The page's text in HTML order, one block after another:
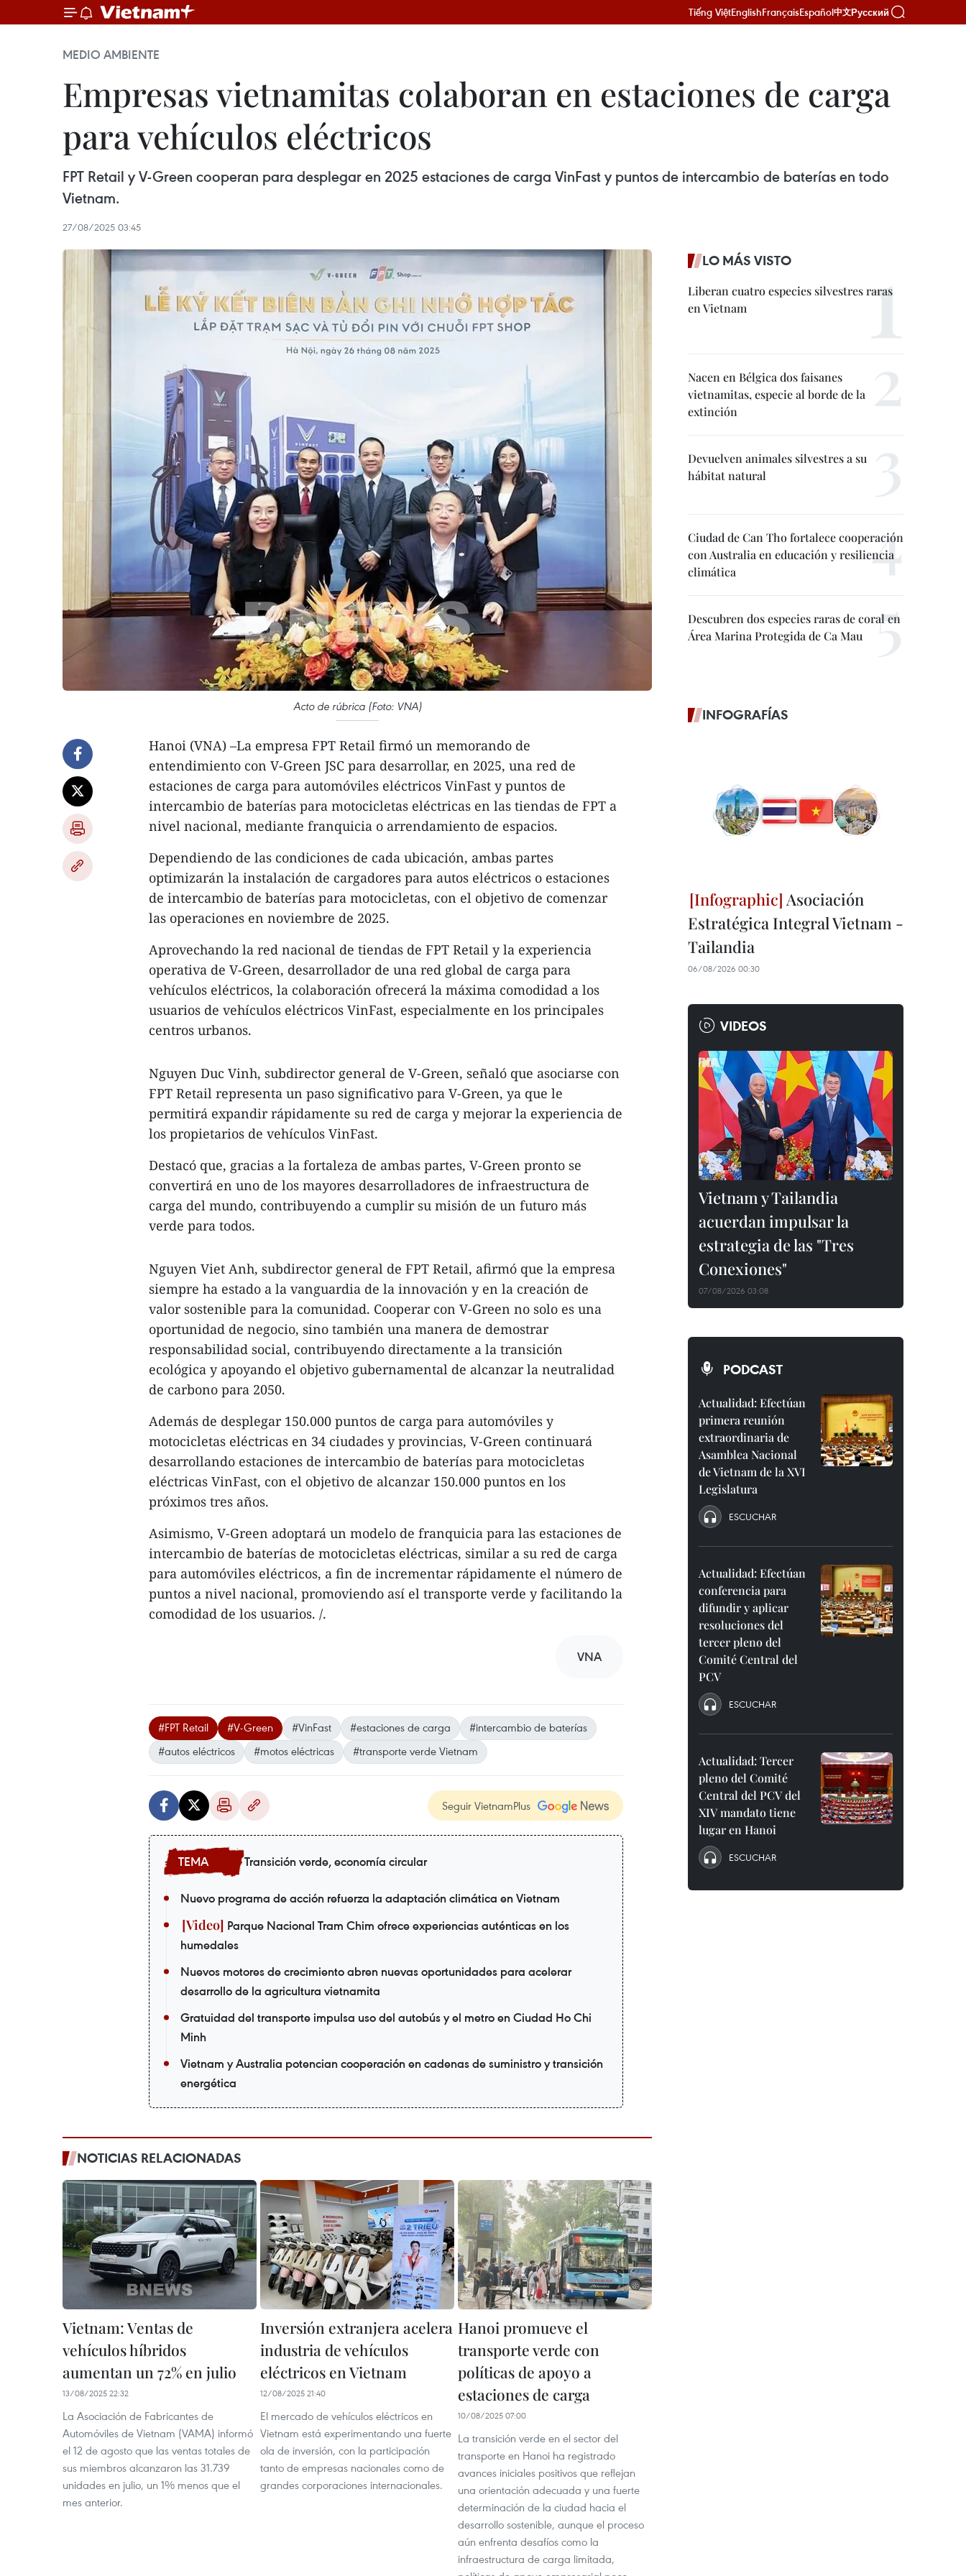
Tiếng ViệtEnglishFrançaisEspañol中文Русский
MEDIO AMBIENTE
Empresas vietnamitas colaboran en estaciones de carga
para vehículos eléctricos
FPT Retail y V-Green cooperan para desplegar en 2025 estaciones de carga VinFast y puntos de intercambio de baterías en todo
Vietnam.
27/08/2025 03:45
Acto de rúbrica (Foto: VNA)
Hanoi (VNA) –La empresa FPT Retail firmó un memorando de
entendimiento con V-Green JSC para desarrollar, en 2025, una red de
estaciones de carga para automóviles eléctricos VinFast y puntos de
intercambio de baterías para motocicletas eléctricas en las tiendas de FPT a
nivel nacional, mediante franquicia o arrendamiento de espacios.
Dependiendo de las condiciones de cada ubicación, ambas partes
optimizarán la instalación de cargadores para autos eléctricos o estaciones
de intercambio de baterías para motocicletas, con el objetivo de comenzar
las operaciones en noviembre de 2025.
Aprovechando la red nacional de tiendas de FPT Retail y la experiencia
operativa de V-Green, desarrollador de una red global de carga para
vehículos eléctricos, la colaboración ofrecerá la máxima comodidad a los
usuarios de vehículos eléctricos VinFast, especialmente en los principales
centros urbanos.
Nguyen Duc Vinh, subdirector general de V-Green, señaló que asociarse con
FPT Retail representa un paso significativo para V-Green, ya que le
permitirá expandir rápidamente su red de carga y mejorar la experiencia de
los propietarios de vehículos VinFast.
Destacó que, gracias a la fortaleza de ambas partes, V-Green pronto se
convertirá en uno de los mayores desarrolladores de infraestructura de
carga del mundo, contribuyendo a cumplir su misión de un futuro más
verde para todos.
Nguyen Viet Anh, subdirector general de FPT Retail, afirmó que la empresa
siempre ha estado a la vanguardia de la innovación y en la creación de
valor sostenible para la comunidad. Cooperar con V-Green no solo es una
oportunidad de negocio, sino también una manera de demostrar
responsabilidad social, contribuyendo directamente a la transición
ecológica y apoyando el objetivo gubernamental de alcanzar la neutralidad
de carbono para 2050.
Además de desplegar 150.000 puntos de carga para automóviles y
motocicletas eléctricas en 34 ciudades y provincias, V-Green continuará
desarrollando estaciones de intercambio de baterías para motocicletas
eléctricas VinFast, con el objetivo de alcanzar 150.000 puntos en los
próximos tres años.
Asimismo, V-Green adoptará un modelo de franquicia para las estaciones de
intercambio de baterías de motocicletas eléctricas, similar a su red de carga
para automóviles eléctricos, a fin de incrementar rápidamente el número de
puntos a nivel nacional, promoviendo así el transporte verde y facilitando la
comodidad de los usuarios. /.
VNA
#FPT Retail #V-Green #VinFast #estaciones de carga
#intercambio de baterías
#autos eléctricos
#motos eléctricas #transporte verde Vietnam
Seguir VietnamPlus
Transición verde, economía circular
Nuevo programa de acción refuerza la adaptación climática en Vietnam
Parque Nacional Tram Chim ofrece experiencias auténticas en los
humedales
Nuevos motores de crecimiento abren nuevas oportunidades para acelerar
desarrollo de la agricultura vietnamita
Gratuidad del transporte impulsa uso del autobús y el metro en Ciudad Ho Chi
Minh
Vietnam y Australia potencian cooperación en cadenas de suministro y transición
energética
NOTICIAS RELACIONADAS
Vietnam: Ventas de
vehículos híbridos
aumentan un 72% en julio
13/08/2025 22:32
La Asociación de Fabricantes de
Automóviles de Vietnam (VAMA) informó
el 12 de agosto que las ventas totales de
sus miembros alcanzaron las 31.739
unidades en julio, un 1% menos que el
mes anterior.
Inversión extranjera acelera
industria de vehículos
eléctricos en Vietnam
12/08/2025 21:40
El mercado de vehículos eléctricos en
Vietnam está experimentando una fuerte
ola de inversión, con la participación
tanto de empresas nacionales como de
grandes corporaciones internacionales.
Hanoi promueve el
transporte verde con
políticas de apoyo a
estaciones de carga
10/08/2025 07:00
La transición verde en el sector del
transporte en Hanoi ha registrado
avances iniciales positivos que reflejan
una orientación adecuada y una fuerte
determinación de la ciudad hacia el
desarrollo sostenible, aunque el proceso
aún enfrenta desafíos como la
infraestructura de carga limitada,
LO MÁS VISTO
Liberan cuatro especies silvestres raras
en Vietnam
Nacen en Bélgica dos faisanes
vietnamitas, especie al borde de la
extinción
Devuelven animales silvestres a su
hábitat natural
Ciudad de Can Tho fortalece cooperación
con Australia en educación y resiliencia
climática
Descubren dos especies raras de coral en
Área Marina Protegida de Ca Mau
INFOGRAFÍAS
Asociación
Estratégica Integral Vietnam -
Tailandia
06/08/2026 00:30
VIDEOS
Vietnam y Tailandia
acuerdan impulsar la
estrategia de las "Tres
Conexiones"
07/08/2026 03:08
PODCAST
Actualidad: Efectúan
primera reunión
extraordinaria de
Asamblea Nacional
de Vietnam de la XVI
Legislatura
ESCUCHAR
Actualidad: Efectúan
conferencia para
difundir y aplicar
resoluciones del
tercer pleno del
Comité Central del
PCV
ESCUCHAR
Actualidad: Tercer
pleno del Comité
Central del PCV del
XIV mandato tiene
lugar en Hanoi
ESCUCHAR